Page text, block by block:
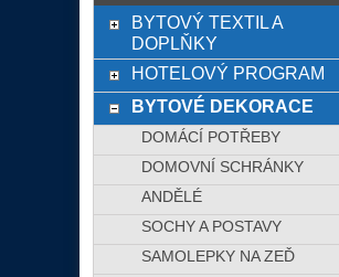
BYTOVÝ TEXTIL A
DOPLŇKY
HOTELOVÝ PROGRAM
BYTOVÉ DEKORACE
DOMÁCÍ POTŘEBY
DOMOVNÍ SCHRÁNKY
ANDĚLÉ
SOCHY A POSTAVY
SAMOLEPKY NA ZEĎ